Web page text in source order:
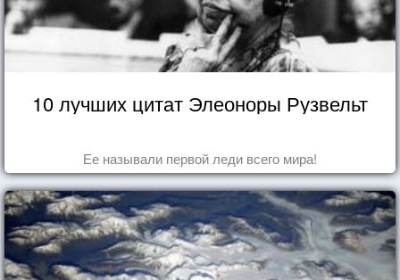
10 лучших цитат Элеоноры Рузвельт
Ее называли первой леди всего мира!